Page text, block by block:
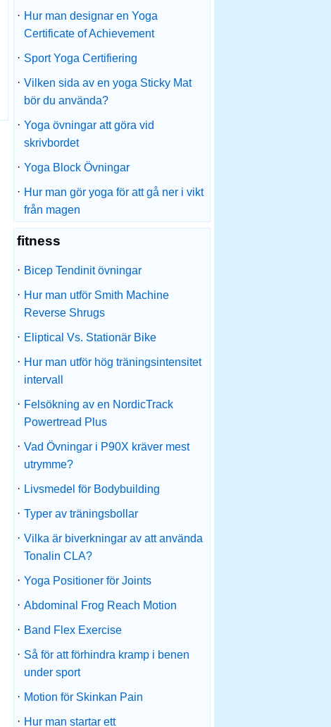
· Hur man designar en Yoga
Certificate of Achievement
· Sport Yoga Certifiering
· Vilken sida av en yoga Sticky Mat
bör du använda?
· Yoga övningar att göra vid
skrivbordet
· Yoga Block Övningar
· Hur man gör yoga för att gå ner i vikt
från magen
fitness
· Bicep Tendinit övningar
· Hur man utför Smith Machine
Reverse Shrugs
· Eliptical Vs. Stationär Bike
· Hur man utför hög träningsintensitet
intervall
· Felsökning av en NordicTrack
Powertread Plus
· Vad Övningar i P90X kräver mest
utrymme?
· Livsmedel för Bodybuilding
· Typer av träningsbollar
· Vilka är biverkningar av att använda
Tonalin CLA?
· Yoga Positioner för Joints
· Abdominal Frog Reach Motion
· Band Flex Exercise
· Så för att förhindra kramp i benen
under sport
· Motion för Skinkan Pain
· Hur man startar ett